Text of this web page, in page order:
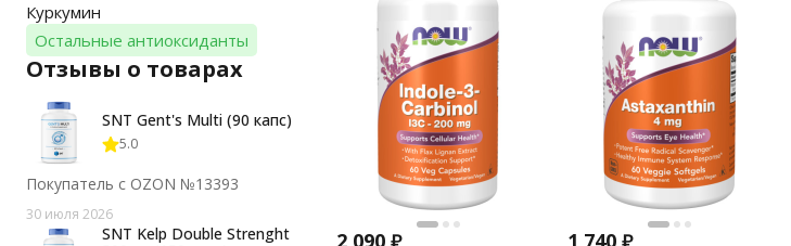
2 090 ₽ 1 740 ₽
Куркумин
Остальные антиоксиданты
Отзывы о товарах
SNT Gent's Multi (90 капс)
5.0
Покупатель с OZON №13393
30 июля 2026
SNT Kelp Double Strenght